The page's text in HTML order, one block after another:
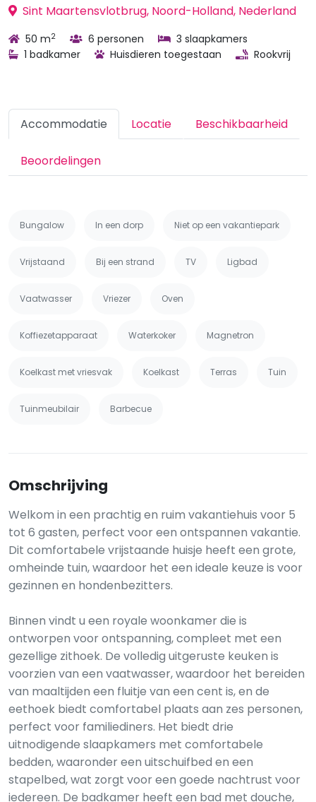
Sint Maartensvlotbrug, Noord-Holland, Nederland
50 m2 6 personen
3 slaapkamers
1 badkamer
Huisdieren toegestaan Rookvrij
Accommodatie Locatie Beschikbaarheid
Beoordelingen
Bungalow In een dorp Niet op een vakantiepark
Vrijstaand Bij een strand TV Ligbad
Vaatwasser Vriezer Oven
Koffiezetapparaat Waterkoker Magnetron
Koelkast met vriesvak Koelkast Terras Tuin
Tuinmeubilair Barbecue
Omschrijving
Welkom in een prachtig en ruim vakantiehuis voor 5
tot 6 gasten, perfect voor een ontspannen vakantie.
Dit comfortabele vrijstaande huisje heeft een grote,
omheinde tuin, waardoor het een ideale keuze is voor
gezinnen en hondenbezitters.
Binnen vindt u een royale woonkamer die is
ontworpen voor ontspanning, compleet met een
gezellige zithoek. De volledig uitgeruste keuken is
voorzien van een vaatwasser, waardoor het bereiden
van maaltijden een fluitje van een cent is, en de
eethoek biedt comfortabel plaats aan zes personen,
perfect voor familiediners. Het biedt drie
uitnodigende slaapkamers met comfortabele
bedden, waaronder een uitschuifbed en een
stapelbed, wat zorgt voor een goede nachtrust voor
iedereen. De badkamer heeft een bad met douche,